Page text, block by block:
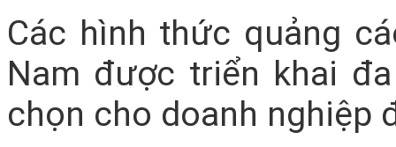
Các hình thức quảng
Nam được triển khai
chọn cho doanh nghiệp